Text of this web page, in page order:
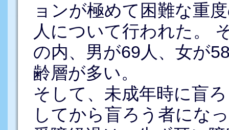
ョンが極めて困難な重
人について行われた。
の内、男が69人、女が
齢層が多い。
そして、未成年時に盲
してから盲ろう者にな